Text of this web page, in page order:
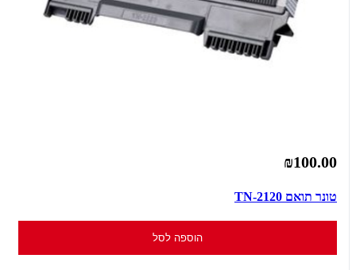
₪100.00
טונר תואם TN-2120
הוספה לסל